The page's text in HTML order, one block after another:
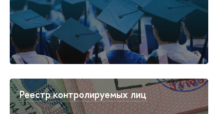
Реестр контролируемых лиц